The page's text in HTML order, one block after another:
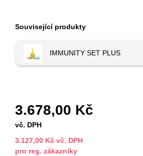
Související produkty
IMMUNITY SET PLUS
3.678,00 Kč
vč. DPH
3.127,00 Kč vč. DPH
pro reg. zákazníky